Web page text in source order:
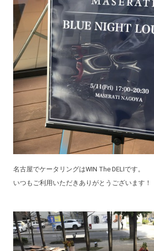
名古屋でケータリングはWIN The DELIです。
いつもご利用いただきありがとうございます！